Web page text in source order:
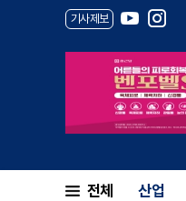
기사제보
전체 산업